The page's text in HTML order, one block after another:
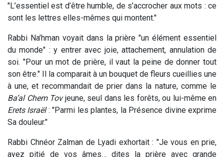
"L’essentiel est d’être humble, de s’accrocher aux mots : ce
sont les lettres elles-mêmes qui montent."
Rabbi Na’hman voyait dans la prière "un élément essentiel
du monde" : y entrer avec joie, attachement, annulation de
soi. "Pour un mot de prière, il vaut la peine de donner tout
son être." Il la comparait à un bouquet de fleurs cueillies une
à une, et recommandait de prier dans la nature, comme le
Ba’al Chem Tovjeune, seul dans les forêts, ou lui-même en
Erets Israël: "Parmi les plantes, la Présence divine exprime
Sa douleur."
Rabbi Chnéor Zalman de Lyadi exhortait : "Je vous en prie,
ayez pitié de vos âmes… dites la prière avec grande